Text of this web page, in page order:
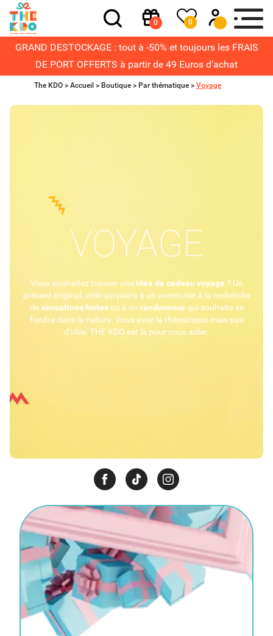
0 0
GRAND DESTOCKAGE : tout à -50% et toujours les FRAIS
DE PORT OFFERTS à partir de 49 Euros d’achat
The KDO > Accueil > Boutique > Par thématique > Voyage
VOYAGE
Vous souhaitez trouver une idée de cadeau voyage ? Un
présent original, utile qui plaira à un aventurier à la recherche
desensations fortesou à un randonneurqui souhaite se
fondre dans la nature. Vous avez la thématique mais pas
d’idée. THE KDO est là pour vous aider.